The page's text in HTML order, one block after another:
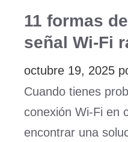
11 formas
señal Wi-Fi
octubre 19, 2025
Cuando tienes
conexión Wi-Fi en
encontrar una